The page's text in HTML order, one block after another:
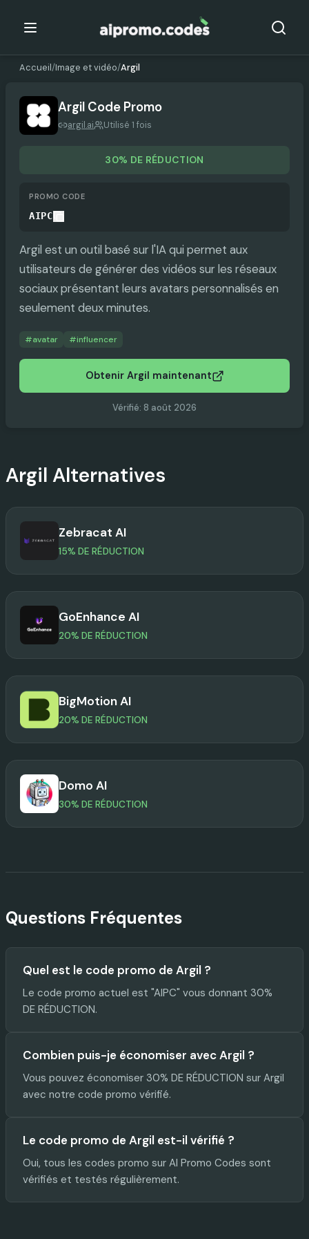
Accueil/Image et vidéo/Argil
Argil Code Promo
argil.ai Utilisé 1 fois
30% DE RÉDUCTION
PROMO CODE
AIPC
Argil est un outil basé sur l'IA qui permet aux
utilisateurs de générer des vidéos sur les réseaux
sociaux présentant leurs avatars personnalisés en
seulement deux minutes.
#avatar #influencer
Obtenir Argil maintenant
Vérifié: 8 août 2026
Argil Alternatives
Zebracat AI
15% DE RÉDUCTION
GoEnhance AI
20% DE RÉDUCTION
BigMotion AI
20% DE RÉDUCTION
Domo AI
30% DE RÉDUCTION
Questions Fréquentes
Quel est le code promo de Argil ?
Le code promo actuel est "AIPC" vous donnant 30%
DE RÉDUCTION.
Combien puis-je économiser avec Argil ?
Vous pouvez économiser 30% DE RÉDUCTION sur Argil
avec notre code promo vérifié.
Le code promo de Argil est-il vérifié ?
Oui, tous les codes promo sur AI Promo Codes sont
vérifiés et testés régulièrement.